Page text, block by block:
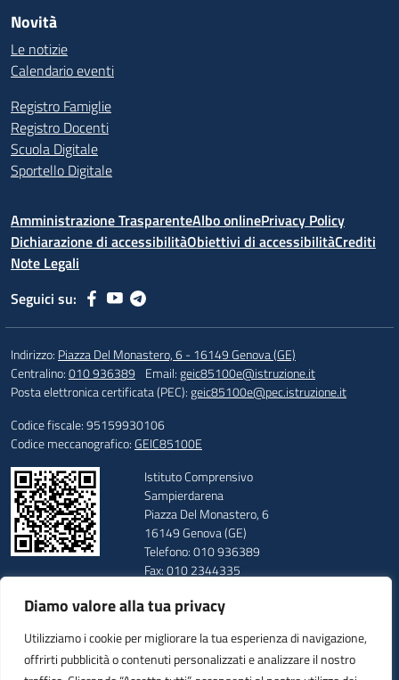
Diamo valore alla tua privacy
Utilizziamo i cookie per migliorare la tua esperienza di navigazione,
offrirti pubblicità o contenuti personalizzati e analizzare il nostro
Novità
Le notizie
Calendario eventi
Registro Famiglie
Registro Docenti
Scuola Digitale
Sportello Digitale
Amministrazione TrasparenteAlbo onlinePrivacy Policy
Dichiarazione di accessibilitàObiettivi di accessibilitàCrediti
Note Legali
Seguici su:
Indirizzo: Piazza Del Monastero, 6 - 16149 Genova (GE)
Centralino:010 936389 Email:geic85100e@istruzione.it
Posta elettronica certificata (PEC):geic85100e@pec.istruzione.it
Codice fiscale: 95159930106
Codice meccanografico:GEIC85100E
Istituto Comprensivo
Sampierdarena
Piazza Del Monastero, 6
16149 Genova (GE)
Telefono: 010 936389
Fax: 010 2344335
PEC: geic85100e@pec.istruzione.it
Codice Fiscale: 95159930106
Codice Univoco: UFUUAV